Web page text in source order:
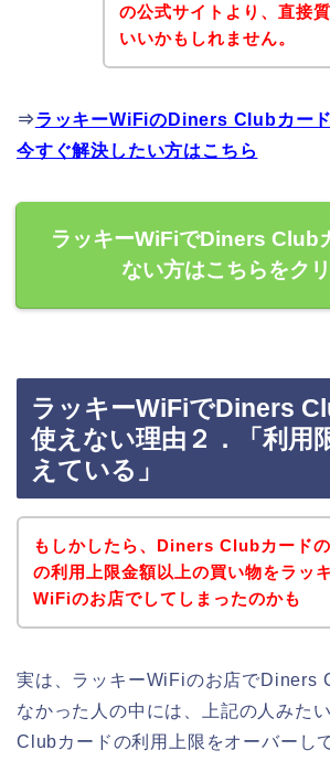
の公式サイトより、直接
いいかもしれません。
⇒ラッキーWiFiのDiners Clubカー
今すぐ解決したい方はこちら
ラッキーWiFiでDiners Club
ない方はこちらをク
ラッキーWiFiでDiners
使えない理由２．「利用
えている」
もしかしたら、Diners Clubカードの
の利用上限金額以上の買い物をラッ
WiFiのお店でしてしまったのかも
実は、ラッキーWiFiのお店でDiners
なかった人の中には、上記の人みた
Clubカードの利用上限をオーバーし